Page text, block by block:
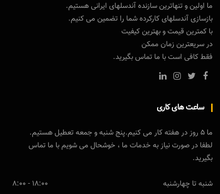
ما اولین و تنهاترین سازنده آندسلهای ایرانی هستیم.
بازسازی آندسلهای کارکرده شما را تضمین می کنیم.
با کمترین قیمت و بهترین کیفیت
در سریعترین زمان ممکن
فقط کافی است با ما تماس بگیرید.
ساعت های کاری
ما 5 روز در هفته کار می کنیم.پنج شنبه و جمعه تعطیل هستیم.
لطفا در صورت نیاز به خدمات ما ، خوشحال می شویم با ما تماس
بگیرید.
شنبه تا چهارشنبه 18:00 - 8:00